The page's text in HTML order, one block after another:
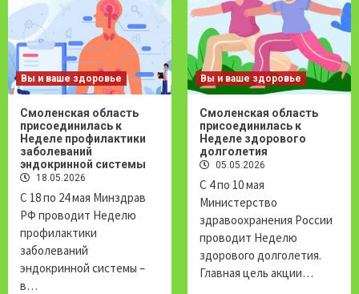
Вы и ваше здоровье
Смоленская область
присоединилась к
Неделе профилактики
заболеваний
эндокринной системы
18.05.2026
С 18 по 24 мая Минздрав
РФ проводит Неделю
профилактики
заболеваний
эндокринной системы –
в…
Вы и ваше здоровье
Смоленская область
присоединилась к
Неделе здорового
долголетия
05.05.2026
С 4 по 10 мая
Министерство
здравоохранения России
проводит Неделю
здорового долголетия.
Главная цель акции…